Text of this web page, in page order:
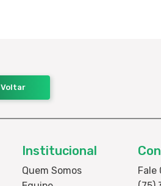
Voltar
Institucional
Quem Somos
Fale